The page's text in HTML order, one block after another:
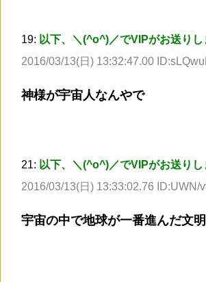
19: 以下、＼(^o^)／でVIPがお送りし
2016/03/13(日) 13:32:47.00
神様が宇宙人なんやで
21: 以下、＼(^o^)／でVIPがお送りし
2016/03/13(日) 13:33:02.76 ID:UWN/
宇宙の中で地球が一番進んだ文